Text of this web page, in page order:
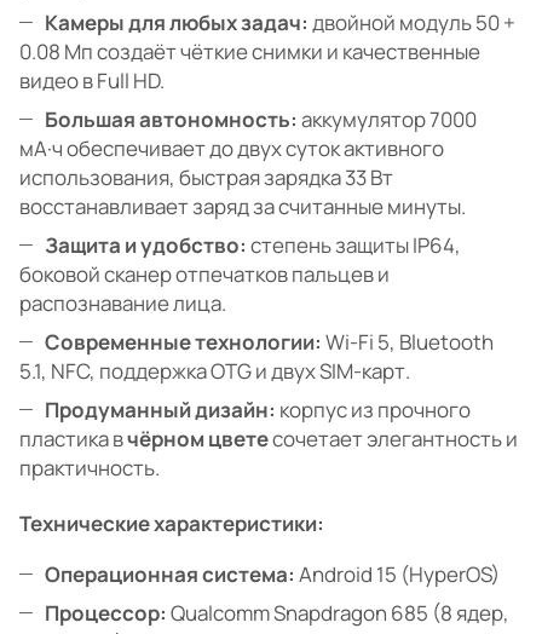
Камеры для любых задач: двойной модуль 50 +
0.08 Мп создаёт чёткие снимки и качественные
видео в Full HD.
Большая автономность: аккумулятор 7000
мА·ч обеспечивает до двух суток активного
использования, быстрая зарядка 33 Вт
восстанавливает заряд за считанные минуты.
Защита и удобство: степень защиты IP64,
боковой сканер отпечатков пальцев и
распознавание лица.
Современные технологии: Wi-Fi 5, Bluetooth
5.1, NFC, поддержка OTG и двух SIM-карт.
Продуманный дизайн: корпус из прочного
пластика вчёрном цветесочетает элегантность и
практичность.
Технические характеристики:
Операционная система: Android 15 (HyperOS)
Процессор: Qualcomm Snapdragon 685 (8 ядер,